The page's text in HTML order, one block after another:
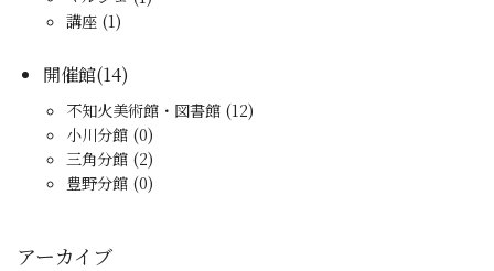
講座 (1)
開催館(14)
不知火美術館・図書館 (12)
小川分館 (0)
三角分館 (2)
豊野分館 (0)
アーカイブ